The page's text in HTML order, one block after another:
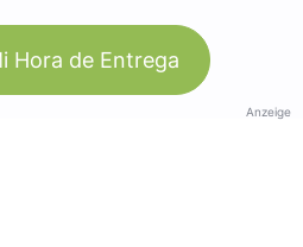
Hora de Entrega
Anzeige